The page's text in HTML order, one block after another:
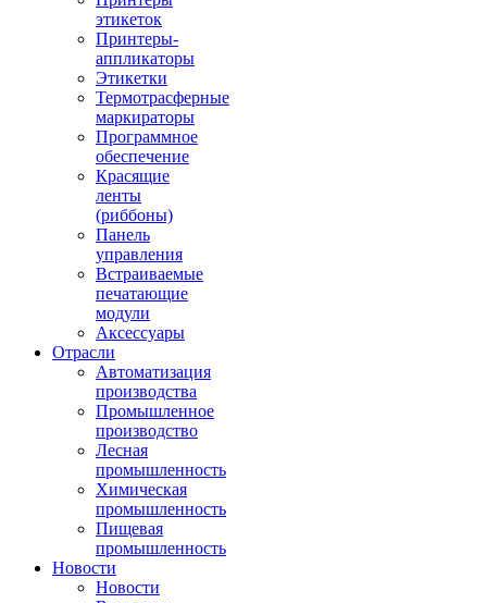
этикеток
Принтеры-
аппликаторы
Этикетки
Термотрасферные
маркираторы
Программное
обеспечение
Красящие
ленты
(риббоны)
Панель
управления
Встраиваемые
печатающие
модули
Аксессуары
Отрасли
Автоматизация
производства
Промышленное
производство
Лесная
промышленность
Химическая
промышленность
Пищевая
промышленность
Новости
Новости